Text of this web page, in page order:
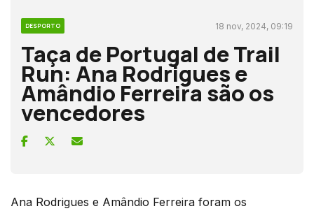
DESPORTO 18 nov, 2024, 09:19
Taça de Portugal de Trail
Run: Ana Rodrigues e
Amândio Ferreira são os
vencedores
Ana Rodrigues e Amândio Ferreira foram os